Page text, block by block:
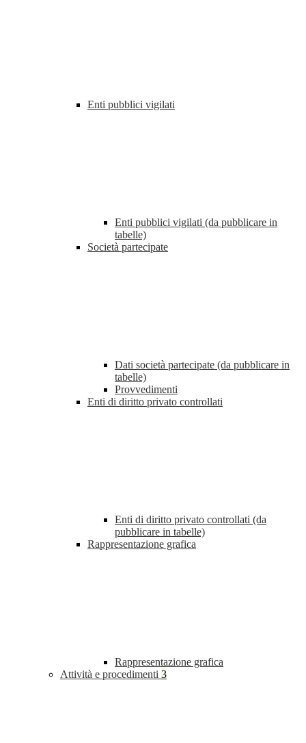
Enti pubblici vigilati
Enti pubblici vigilati (da pubblicare in
tabelle)
Società partecipate
Dati società partecipate (da pubblicare in
tabelle)
Provvedimenti
Enti di diritto privato controllati
Enti di diritto privato controllati (da
pubblicare in tabelle)
Rappresentazione grafica
Rappresentazione grafica
Attività e procedimenti 3